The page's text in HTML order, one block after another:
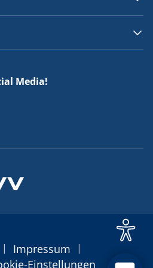
Media!
| Impressum |
Einstellungen